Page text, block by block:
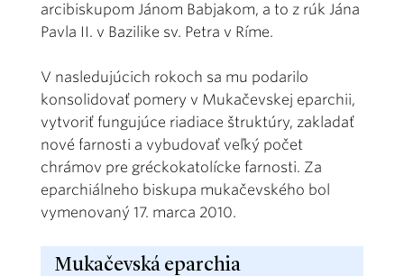
arcibiskupom Jánom Babjakom, a to z rúk Jána
Pavla II. v Bazilike sv. Petra v Ríme.
V nasledujúcich rokoch sa mu podarilo
konsolidovať pomery v Mukačevskej eparchii,
vytvoriť fungujúce riadiace štruktúry, zakladať
nové farnosti a vybudovať veľký počet
chrámov pre gréckokatolícke farnosti. Za
eparchiálneho biskupa mukačevského bol
vymenovaný 17. marca 2010.
Mukačevská eparchia